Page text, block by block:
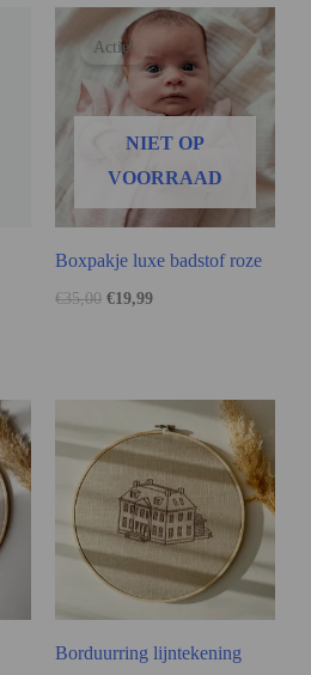
NIET OP
VOORRAAD
Actie!
Boxpakje luxe badstof roze
€35,00 €19,99
Borduurring lijntekening